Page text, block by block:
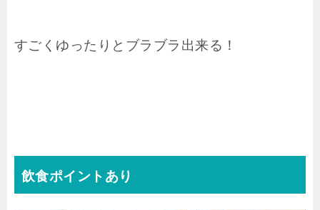
すごくゆったりとブラブラ出来る！
飲食ポイントあり